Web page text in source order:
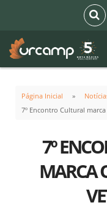
Página Inicial
7º Encontro Cultural
7º
MARCA